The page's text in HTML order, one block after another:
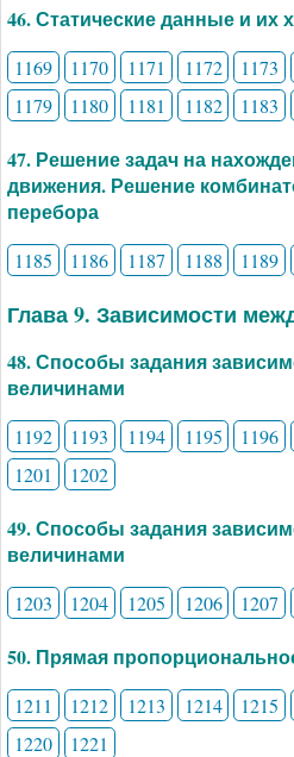
46. Статические данные и их
1169 1170 1171 1172 1173
1179
1180 1181 1182 1183
47. Решение задач на
движения. Решение
перебора
1185 1186 1187 1188 1189
Глава 9. Зависимости
48. Способы задания
величинами
1192 1193 1194 1195 1196
1201
1202
49. Способы задания
величинами
1203 1204 1205 1206 1207
50. Прямая
1211 1212 1213 1214 1215
1220
1221